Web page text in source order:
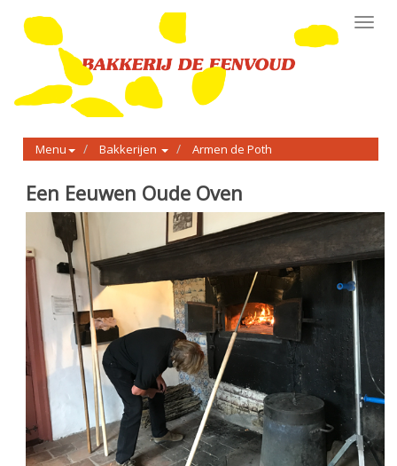
Menu Bakkerijen Armen de Poth
Een Eeuwen Oude Oven